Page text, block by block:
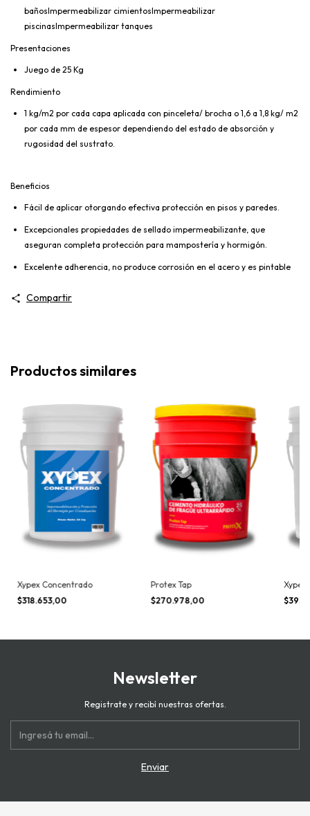
bañosImpermeabilizar cimientosImpermeabilizar
piscinasImpermeabilizar tanques
Presentaciones
Juego de 25 Kg
Rendimiento
1 kg/m2 por cada capa aplicada con pinceleta/ brocha o 1,6 a 1,8 kg/ m2
por cada mm de espesor dependiendo del estado de absorción y
rugosidad del sustrato.
Beneficios
Fácil de aplicar otorgando efectiva protección en pisos y paredes.
Excepcionales propiedades de sellado impermeabilizante, que
aseguran completa protección para mampostería y hormigón.
Excelente adherencia, no produce corrosión en el acero y es pintable
Compartir
Productos similares
Xypex Concentrado
$318.653,00
Protex Tap
$270.978,00
Xypex
Newsletter
Registrate y recibí nuestras ofertas.